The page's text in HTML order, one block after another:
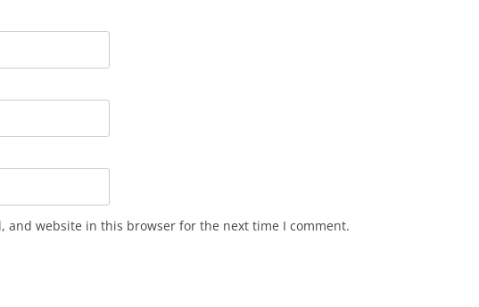
and website in this browser for the next time I comment.